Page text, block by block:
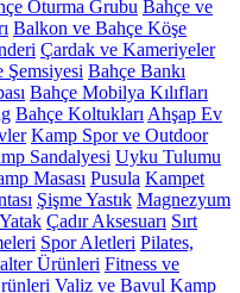
Oturma Grubu Bahçe ve
Balkon ve Bahçe Köşe
Çardak ve Kameriyeler
Şemsiyesi Bahçe Bankı
Bahçe Mobilya Kılıfları
Bahçe Koltukları Ahşap Ev
Kamp Spor ve Outdoor
Sandalyesi Uyku Tulumu
Masası Pusula Kampet
Şişme Yastık Magnezyum
Çadır Aksesuarı Sırt
Spor Aletleri Pilates,
Ürünleri Fitness ve
Valiz ve Bavul Kamp